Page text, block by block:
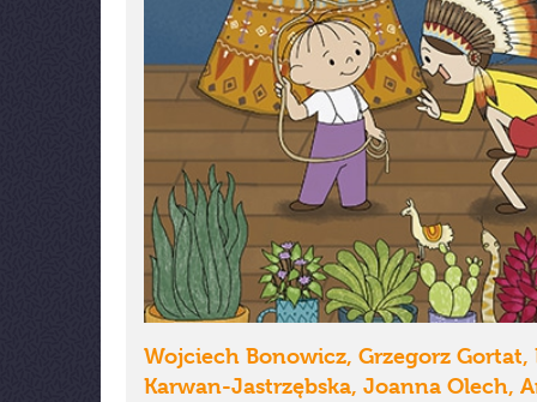
Wojciech Bonowicz, Grzegorz Gortat,
Karwan-Jastrzębska, Joanna Olech,